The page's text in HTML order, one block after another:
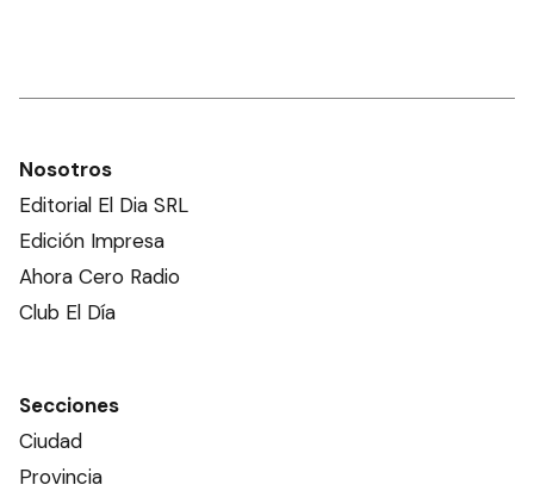
Nosotros
Editorial El Dia SRL
Edición Impresa
Ahora Cero Radio
Club El Día
Secciones
Ciudad
Provincia